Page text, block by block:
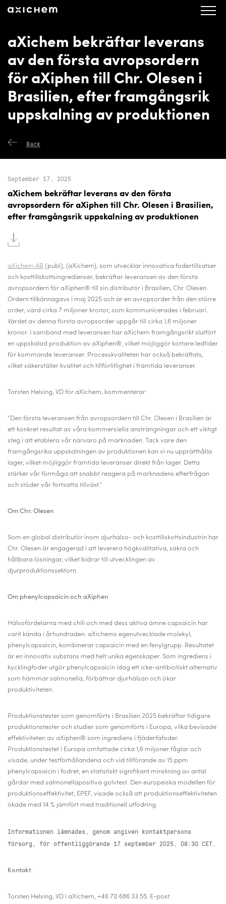
axichem.se Press releases
aXichem bekräftar leverans
av den första avropsordern
för aXiphen till Chr. Olesen i
Brasilien, efter framgångsrik
uppskalning av produktionen
Back
September 17, 2025
aXichem bekräftar leverans av den första
avropsordern för aXiphen till Chr. Olesen i Brasilien,
efter framgångsrik uppskalning av produktionen
aXichem AB (publ), (aXichem), som utvecklar innovativa fodertillsatser
och kosttillskottsingredienser, bekräftar leveransen av den första
avropsordern för aXiphen® till sin distributör i Brasilien, Chr. Olesen.
Ordern tillkännagavs i maj 2025 och är en avropsorder från den större
order, värd cirka 7 miljoner kronor, som kommunicerades i februari.
Värdet av denna första avropsorder uppgår till cirka 1,6 miljoner
kronor. I samband med leveransen har aXichem framgångsrikt slutfört
en uppskalad produktion av aXiphen®, vilket möjliggör kortare ledtider
för kommande leveranser. Processkvaliteten har också bekräftats,
vilket säkerställer kvalitet och tillförlitlighet i framtida leveranser.
Torsten Helsing, VD för aXichem, kommenterar:
”Den första leveransen från avropsordern till Chr. Olesen i Brasilien är
ett konkret resultat av våra kommersiella ansträngningar och ett viktigt
steg i att etablera vår närvaro på marknaden. Tack vare den
framgångsrika uppskalningen av produktionen kan vi nu upprätthålla
lager, vilket möjliggör framtida leveranser direkt från lager. Detta
stärker vår förmåga att snabbt reagera på marknadens efterfrågan
och stöder vår fortsatta tillväxt.”
Om Chr. Olesen
Som en global distributör inom djurhälso- och kosttillskottsindustrin har
Chr. Olesen är engagerad i att leverera högkvalitativa, säkra och
hållbara lösningar, vilket bidrar till utvecklingen av
djurproduktionssektorn.
Om phenylcapsaicin och aXiphen
Hälsofördelarna med chili och med dess aktiva ämne capsaicin har
varit kända i århundraden. aXichems egenutvecklade molekyl,
phenylcapsaicin, kombinerar capsaicin med en fenylgrupp. Resultatet
är en innovativ substans med helt unika egenskaper. Som ingrediens i
kycklingfoder utgör phenylcapsaicin idag ett icke-antibiotiskt alternativ
som hämmar salmonella, förbättrar djurhälsan och ökar
produktiviteten.
Produktionstester som genomförts i Brasilien 2025 bekräftar tidigare
produktionstester och studier som genomförts i Europa, vilka bevisade
effektiviteten av aXiphen® som ingrediens i fjäderfäfoder.
Produktionstestet i Europa omfattade cirka 1,6 miljoner fåglar och
visade, under testförhållandena och vid tillförande av 15 ppm
phenylcapsaicin i fodret, en statistiskt signifikant minskning av antal
gårdar med salmonellapositiva golvtest. Den europeiska modellen för
produktionseffektivitet, EPEF, visade också att produktionseffektiviteten
ökade med 14 % jämfört med traditionell utfodring.
Informationen lämnades, genom angiven kontaktpersons
försorg, för offentliggörande 17 september 2025, 08:30 CET.
Kontakt:
Torsten Helsing, VD i aXichem, +46 70 686 33 55. E-post: